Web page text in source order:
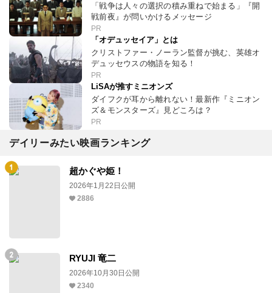
「戦争は人々の選択の積み重ねで始まる」『開
戦前夜』が問いかけるメッセージ
PR
「オデュッセイア」とは
クリストファー・ノーラン監督が挑む、英雄オ
デュッセウスの物語を知る！
PR
LiSAが推すミニオンズ
ダイフクが耳から離れない！最新作『ミニオン
ズ＆モンスターズ』見どころは？
PR
デイリーみたい映画ランキング
超かぐや姫！
2026年1月22日公開
2886
RYUJI 竜二
2026年10月30日公開
2340